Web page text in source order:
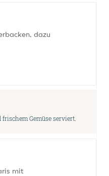
dazu
Gemüse serviert.
mit